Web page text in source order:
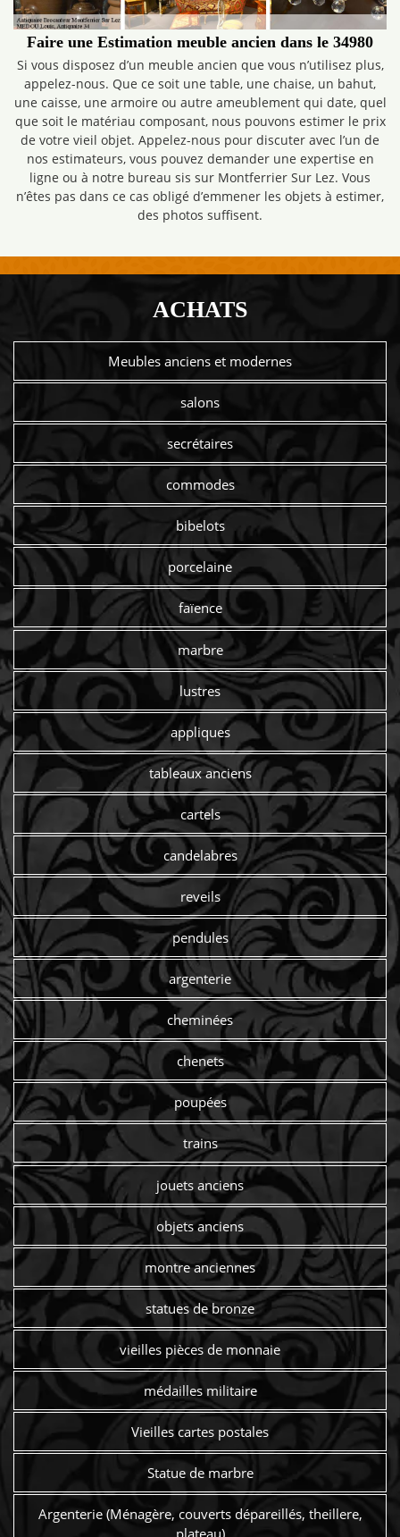
Faire une Estimation meuble ancien dans le 34980
Si vous disposez d’un meuble ancien que vous n’utilisez plus,
appelez-nous. Que ce soit une table, une chaise, un bahut,
une caisse, une armoire ou autre ameublement qui date, quel
que soit le matériau composant, nous pouvons estimer le prix
de votre vieil objet. Appelez-nous pour discuter avec l’un de
nos estimateurs, vous pouvez demander une expertise en
ligne ou à notre bureau sis sur Montferrier Sur Lez. Vous
n’êtes pas dans ce cas obligé d’emmener les objets à estimer,
des photos suffisent.
ACHATS
Meubles anciens et modernes
salons
secrétaires
commodes
bibelots
porcelaine
faïence
marbre
lustres
appliques
tableaux anciens
cartels
candelabres
reveils
pendules
argenterie
cheminées
chenets
poupées
trains
jouets anciens
objets anciens
montre anciennes
statues de bronze
vieilles pièces de monnaie
médailles militaire
Vieilles cartes postales
Statue de marbre
Argenterie (Ménagère, couverts dépareillés, theillere,